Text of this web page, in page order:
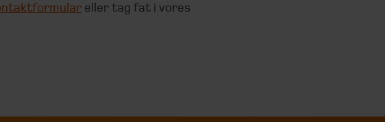
eller tag fat i vores